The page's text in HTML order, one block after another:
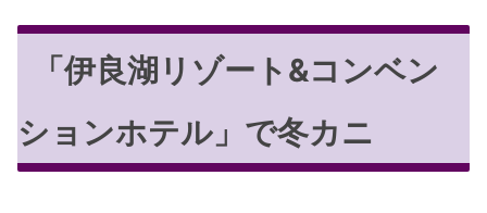
「伊良湖リゾート&コンベン
ションホテル」で冬カニ